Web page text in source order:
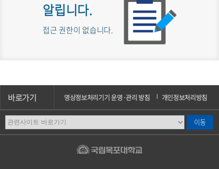
알립니다.
접근 권한이 없습니다.
바로가기 영상정보처리기기 운영·관리 방침 개인정보처리방침
이메일무단수집거부 캠퍼스안내